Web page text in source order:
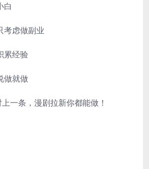
白
虑做副业
经验
就做
一条，漫剧拉新你都能做！